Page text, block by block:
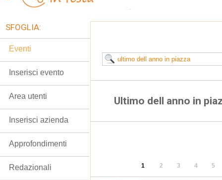
Ultimo dell anno in
1 2 3 4 5
SFOGLIA:
Eventi
Inserisci evento
Area utenti
Inserisci azienda
Approfondimenti
Redazionali